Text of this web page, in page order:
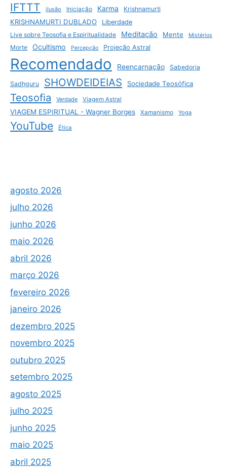
IFTTT ilusão Iniciação Karma Krishnamurti
KRISHNAMURTI DUBLADO
Liberdade
Live sobre Teosofia e Espiritualidade
Meditação Mente Mistérios
Morte Ocultismo Percepção Projeção Astral
Recomendado Reencarnação Sabedoria
Sadhguru SHOWDEIDEIAS Sociedade Teosófica
Teosofia Verdade Viagem Astral
VIAGEM ESPIRITUAL - Wagner Borges Xamanismo Yoga
YouTube Ética
agosto 2026
julho 2026
junho 2026
maio 2026
abril 2026
março 2026
fevereiro 2026
janeiro 2026
dezembro 2025
novembro 2025
outubro 2025
setembro 2025
agosto 2025
julho 2025
junho 2025
maio 2025
abril 2025